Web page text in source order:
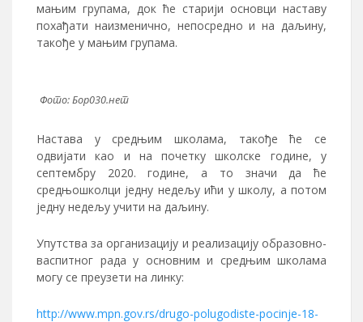
мањим групама, док ће старији основци наставу
похађати наизменично, непосредно и на даљину,
такође у мањим групама.
Фото: Бор030.нет
Настава у средњим школама, такође ће се
одвијати као и на почетку школске године, у
септембру 2020. године, а то значи да ће
средњошколци једну недељу ићи у школу, а потом
једну недељу учити на даљину.
Упутства за организацију и реализацију образовно-
васпитног рада у основним и средњим школама
могу се преузети на линку:
http://www.mpn.gov.rs/drugo-polugodiste-pocinje-18-